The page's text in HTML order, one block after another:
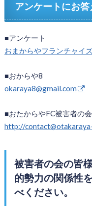
アンケートにお答
■アンケート
おまからやフランチャイ
■おからや8
okaraya8@gmail.com
■おたからやFC被害者の会
http://
被害者の会の皆
的勢力の関係性
べください。